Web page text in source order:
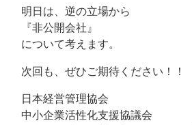
明日は、逆の立場から
『非公開会社』
について考えます。
次回も、ぜひご期待ください！！
日本経営管理協会
中小企業活性化支援協議会